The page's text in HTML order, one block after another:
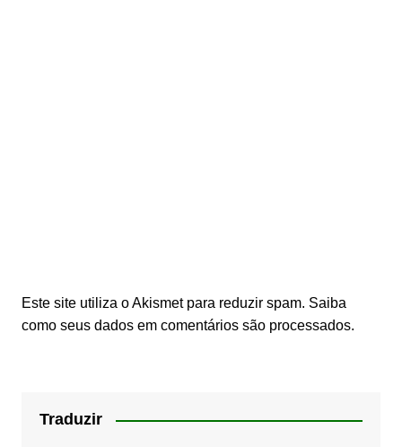
Este site utiliza o Akismet para reduzir spam. Saiba
como seus dados em comentários são processados.
Traduzir